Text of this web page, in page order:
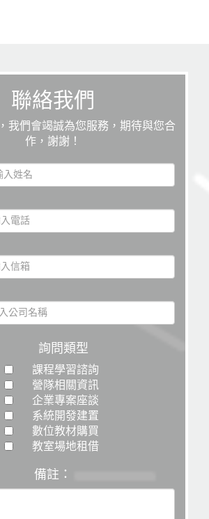
聯絡我們
我們會竭誠為您服務，期待與您合
作，謝謝！
詢問類型
課程學習諮詢
營隊相關資訊
企業專案座談
系統開發建置
數位教材購買
教室場地租借
備註：